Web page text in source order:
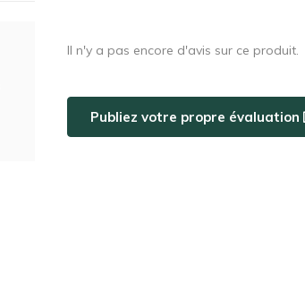
Il n'y a pas encore d'avis sur ce produit.
Publiez votre propre évaluation